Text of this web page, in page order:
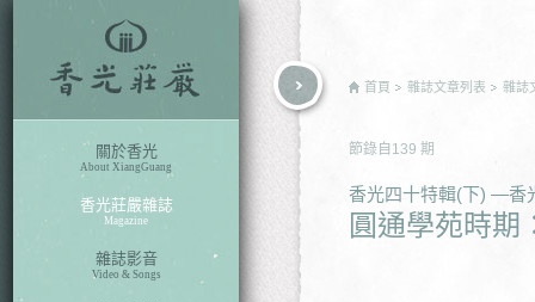
關於香光
About XiangGuang
香光莊嚴雜誌
Magazine
雜誌影音
Video & Songs
首頁 雜誌文章列表 雜誌
節錄自 139 期
香光四十特輯(下) —香
圓通學苑時期